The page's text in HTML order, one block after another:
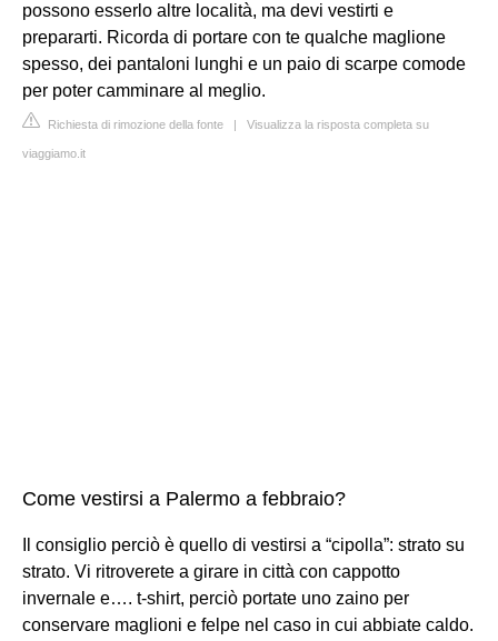
possono esserlo altre località, ma devi vestirti e
prepararti. Ricorda di portare con te qualche maglione
spesso, dei pantaloni lunghi e un paio di scarpe comode
per poter camminare al meglio.
Richiesta di rimozione della fonte | Visualizza la risposta completa su
viaggiamo.it
Come vestirsi a Palermo a febbraio?
Il consiglio perciò è quello di vestirsi a “cipolla”: strato su
strato. Vi ritroverete a girare in città con cappotto
invernale e…. t-shirt, perciò portate uno zaino per
conservare maglioni e felpe nel caso in cui abbiate caldo.